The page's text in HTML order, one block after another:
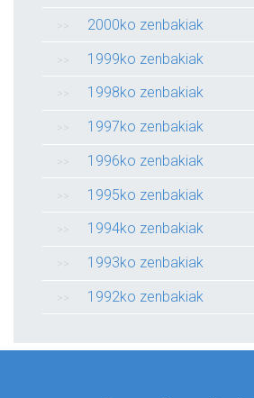
2000ko zenbakiak
1999ko zenbakiak
1998ko zenbakiak
1997ko zenbakiak
1996ko zenbakiak
1995ko zenbakiak
1994ko zenbakiak
1993ko zenbakiak
1992ko zenbakiak